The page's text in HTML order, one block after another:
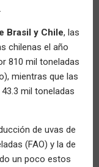
Brasil y Chile, las
chilenas el año
810 mil toneladas
mientras que las
mil toneladas
de uvas de
(FAO) y la de
un poco estos